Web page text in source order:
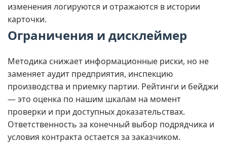
изменения логируются и отражаются в истории
карточки.
Ограничения и дисклеймер
Методика снижает информационные риски, но не
заменяет аудит предприятия, инспекцию
производства и приемку партии. Рейтинги и бейджи
— это оценка по нашим шкалам на момент
проверки и при доступных доказательствах.
Ответственность за конечный выбор подрядчика и
условия контракта остается за заказчиком.